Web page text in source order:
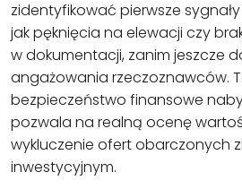
zidentyfikować pierwsze
jak pęknięcia na elewacji czy
w dokumentacji, zanim jeszcze
angażowania rzeczoznawców.
bezpieczeństwo finansowe
pozwala na realną ocenę
wykluczenie ofert obarczonych
inwestycyjnym.